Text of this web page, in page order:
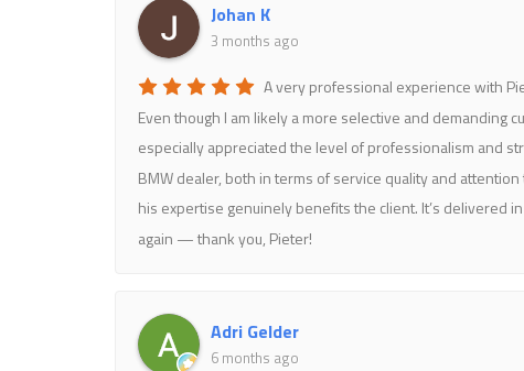
Johan K
3 months ago
A very professional experience with
Even though I am likely a more selective and demanding
especially appreciated the level of professionalism and
BMW dealer, both in terms of service quality and
his expertise genuinely benefits the client. It’s delivered
again — thank you, Pieter!
Adri Gelder
6 months ago